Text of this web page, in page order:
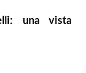
una vista